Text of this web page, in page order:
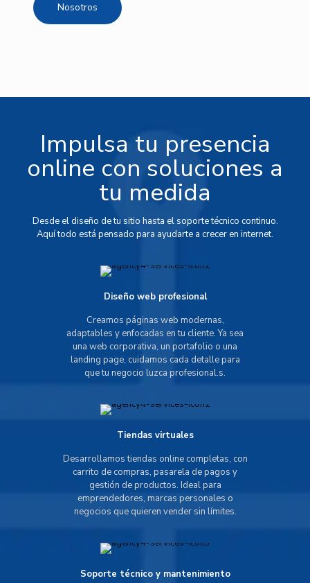
Nosotros
Impulsa tu presencia
online con soluciones a
tu medida
Desde el diseño de tu sitio hasta el soporte técnico continuo.
Aquí todo está pensado para ayudarte a crecer en internet.
Diseño web profesional
Creamos páginas web modernas,
adaptables y enfocadas en tu cliente. Ya sea
una web corporativa, un portafolio o una
landing page, cuidamos cada detalle para
que tu negocio luzca profesional.s.
Tiendas virtuales
Desarrollamos tiendas online completas, con
carrito de compras, pasarela de pagos y
gestión de productos. Ideal para
emprendedores, marcas personales o
negocios que quieren vender sin límites.
Soporte técnico y mantenimiento